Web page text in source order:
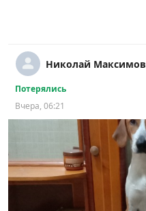
Николай Максимов
Потерялись
Вчера, 06:21